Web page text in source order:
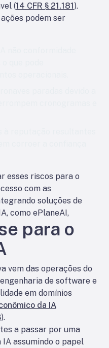
(14 CFR § 21.181).
podem ser
esses riscos para o
com as
soluções de
como ePlaneAI,
para o
vem das operações do
de software e
em domínios
da IA
).
a passar por uma
assumindo o papel